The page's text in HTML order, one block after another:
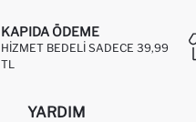
KAPIDA ÖDEME
HIZMET BEDELI SADECE 39,99
TL
YARDIM